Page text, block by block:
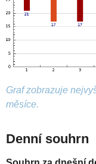
Graf zobrazuje
měsíce.
Denní souhrn